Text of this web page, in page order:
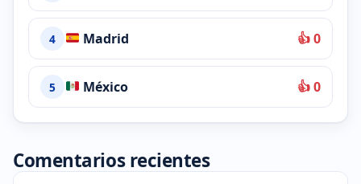
4 Madrid 👍 0
5 México 👍 0
Comentarios recientes